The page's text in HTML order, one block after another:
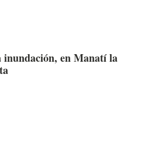
inundación, en Manatí la